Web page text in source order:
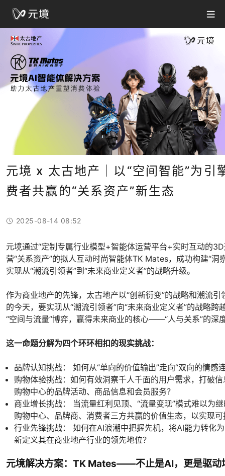
元境 x 太古地产｜以“空间智能”为引
费者共赢的“关系资产”新生态
2025-08-14 08:52
元境通过“定制专属行业模型+智能体运营平台+实时互动的
营“关系资产”的拟人互动时尚智能体TK Mates，成功构建“
实现从“潮流引领者”到“未来商业定义者”的战略升级。
作为商业地产的先锋，太古地产以“创新衍变”的战略和潮流
的今天，要实现从“潮流引领者”向“未来商业定义者”的战略
“空间与流量”博弈，赢得未来商业的核心——“人与关系”的深
这一命题分解为四个环环相扣的现实挑战：
品牌认知挑战： 如何从“单向的价值输出”走向“双向的情
购物体验挑战：如何有效洞察千人千面的用户需求，打破
购物中心的品牌活动、商品信息和会员服务？
商业增长挑战： 当流量红利见顶、“流量变现”模式难以为
购物中心、品牌商、消费者三方共赢的价值生态，以实现
行业先锋挑战： 如何在AI浪潮中把握先机，将AI能力转化
新定义其在商业地产行业的领先地位？
元境解决方案：TK Mates——不止是AI，更是驱动